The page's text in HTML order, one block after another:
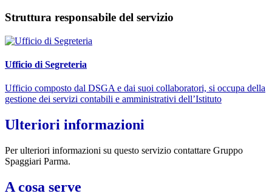
Struttura responsabile del servizio
Ufficio di Segreteria
Ufficio composto dal DSGA e dai suoi collaboratori, si occupa della
gestione dei servizi contabili e amministrativi dell’Istituto
Ulteriori informazioni
Per ulteriori informazioni su questo servizio contattare Gruppo
Spaggiari Parma.
A cosa serve